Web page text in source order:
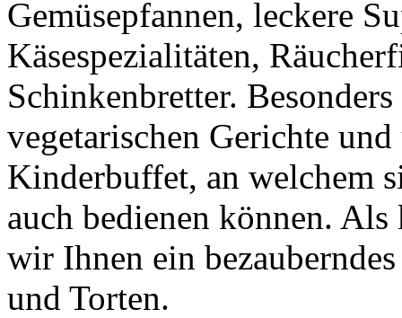
Gemüsepfannen, leckere
Käsespezialitäten,
Schinkenbretter.
vegetarischen Gerichte
Kinderbuffet, an welchem
auch bedienen können.
wir Ihnen ein
und Torten.